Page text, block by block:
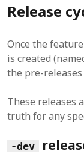
Release
Once the
is created
the pre-
These releases
truth for any
-dev